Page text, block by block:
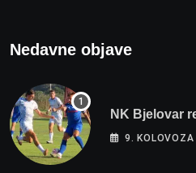
Nedavne objave
NK Bjelovar
9.